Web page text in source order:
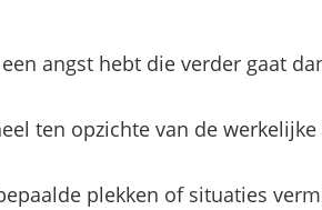
angst hebt die verder gaat
ten opzichte van de
plekken of situaties